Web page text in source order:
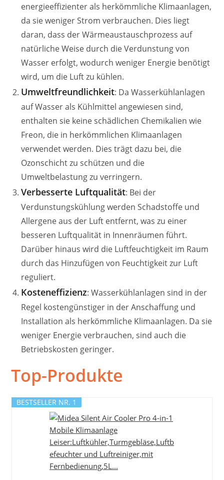
energieeffizienter als herkömmliche Klimaanlagen,
da sie weniger Strom verbrauchen. Dies liegt
daran, dass der Wärmeaustauschprozess auf
natürliche Weise durch die Verdunstung von
Wasser erfolgt, wodurch weniger Energie benötigt
wird, um die Luft zu kühlen.
Umweltfreundlichkeit: Da Wasserkühlanlagen
auf Wasser als Kühlmittel angewiesen sind,
enthalten sie keine schädlichen Chemikalien wie
Freon, die in herkömmlichen Klimaanlagen
verwendet werden. Dies trägt dazu bei, die
Ozonschicht zu schützen und die
Umweltbelastung zu verringern.
Verbesserte Luftqualität: Bei der
Verdunstungskühlung werden Schadstoffe und
Allergene aus der Luft entfernt, was zu einer
besseren Luftqualität in Innenräumen führt.
Darüber hinaus wird die Luftfeuchtigkeit im Raum
durch das Hinzufügen von Feuchtigkeit zur Luft
reguliert.
Kosteneffizienz: Wasserkühlanlagen sind in der
Regel kostengünstiger in der Anschaffung und
Installation als herkömmliche Klimaanlagen. Da sie
weniger Energie verbrauchen, sind auch die
Betriebskosten geringer.
Top-Produkte
BESTSELLER NR. 1